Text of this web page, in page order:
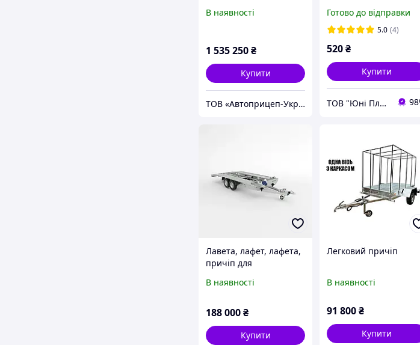
В наявності
1 535 250₴
Купити
ТОВ «Автоприцеп-Україна»
підключення передніх
габаритів
Готово до відправки
5.0 (4)
520₴
Купити
ТОВ "Юні Пласт"
Лавета, лафет, лафета,
причіп для
автомобілів CarPlus
В наявності
188 000₴
Купити
Легковий причіп
В наявності
91 800₴
Купити